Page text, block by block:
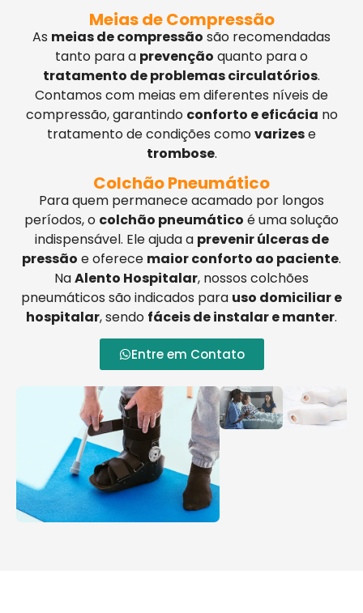
Meias de Compressão
As meias de compressão são recomendadas
tanto para a prevenção quanto para o
tratamento de problemas circulatórios.
Contamos com meias em diferentes níveis de
compressão, garantindo conforto e eficácia no
tratamento de condições comovarizese
trombose.
Colchão Pneumático
Para quem permanece acamado por longos
períodos, o colchão pneumático é uma solução
indispensável. Ele ajuda a prevenir úlceras de
pressão e oferece maior conforto ao paciente.
NaAlento Hospitalar, nossos colchões
pneumáticos são indicados para uso domiciliar e
hospitalar, sendo fáceis de instalar e manter.
Entre em Contato